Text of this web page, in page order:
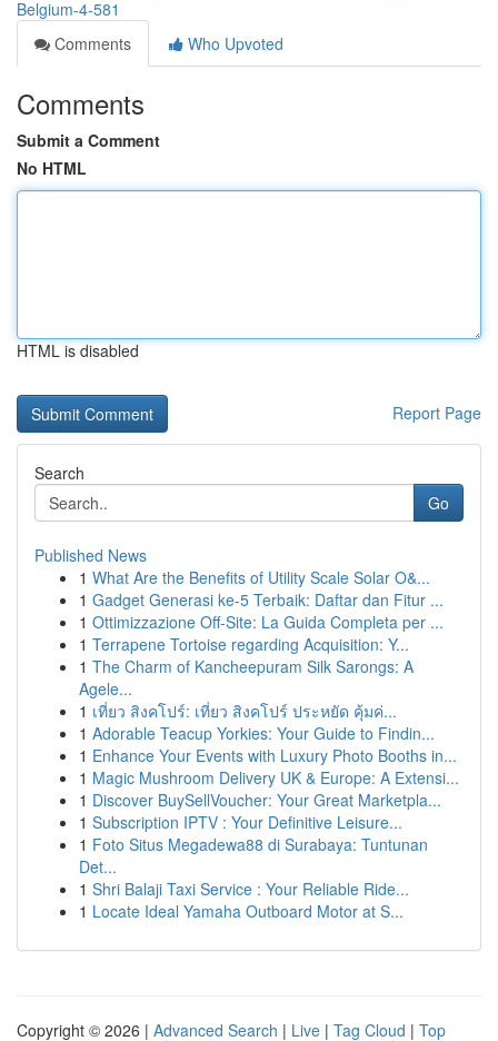
Belgium-4-581
Comments
Who Upvoted
Comments
Submit a Comment
No HTML
HTML is disabled
Report Page
Search
Go
Published News
1 What Are the Benefits of Utility Scale Solar O&...
1 Gadget Generasi ke-5 Terbaik: Daftar dan Fitur ...
1 Ottimizzazione Off-Site: La Guida Completa per ...
1 Terrapene Tortoise regarding Acquisition: Y...
1 The Charm of Kancheepuram Silk Sarongs: A
Agele...
1 เที่ยว สิงคโปร์: เที่ยว สิงคโปร์ ประหยัด คุ้มค่...
1 Adorable Teacup Yorkies: Your Guide to Findin...
1 Enhance Your Events with Luxury Photo Booths in...
1 Magic Mushroom Delivery UK & Europe: A Extensi...
1 Discover BuySellVoucher: Your Great Marketpla...
1 Subscription IPTV : Your Definitive Leisure...
1 Foto Situs Megadewa88 di Surabaya: Tuntunan
Det...
1 Shri Balaji Taxi Service : Your Reliable Ride...
1 Locate Ideal Yamaha Outboard Motor at S...
Copyright © 2026 | Advanced Search | Live | Tag Cloud | Top